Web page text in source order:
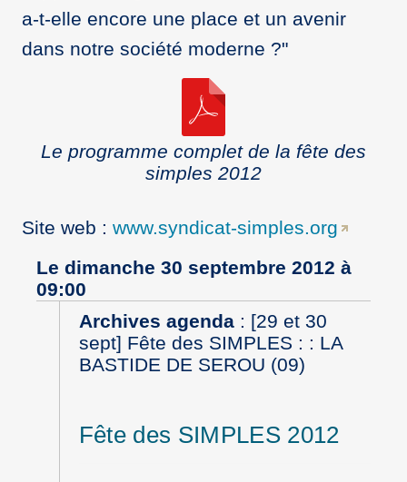
a-t-elle encore une place et un avenir
dans notre société moderne ?"
Le programme complet de la fête des
simples 2012
Site web : www.syndicat-simples.org
Le dimanche 30 septembre 2012 à
09:00
Archives agenda: [29 et 30
sept] Fête des SIMPLES : : LA
BASTIDE DE SEROU (09)
Fête des SIMPLES 2012